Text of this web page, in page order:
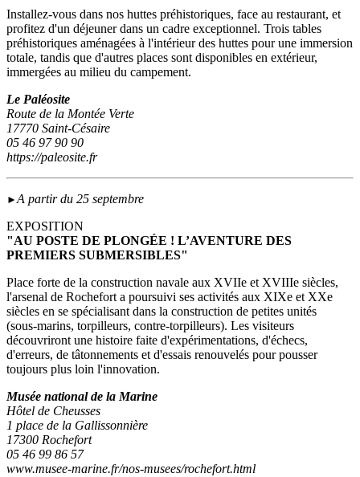
Installez-vous dans nos huttes préhistoriques, face au restaurant, et
profitez d'un déjeuner dans un cadre exceptionnel. Trois tables
préhistoriques aménagées à l'intérieur des huttes pour une immersion
totale, tandis que d'autres places sont disponibles en extérieur,
immergées au milieu du campement.
Le Paléosite
Route de la Montée Verte
17770 Saint-Césaire
05 46 97 90 90
https://paleosite.fr
►A partir du 25 septembre
EXPOSITION
"AU POSTE DE PLONGÉE ! L’AVENTURE DES
PREMIERS SUBMERSIBLES"
Place forte de la construction navale aux XVIIe et XVIIIe siècles,
l'arsenal de Rochefort a poursuivi ses activités aux XIXe et XXe
siècles en se spécialisant dans la construction de petites unités
(sous‑marins, torpilleurs, contre-torpilleurs). Les visiteurs
découvriront une histoire faite d'expérimentations, d'échecs,
d'erreurs, de tâtonnements et d'essais renouvelés pour pousser
toujours plus loin l'innovation.
Musée national de la Marine
Hôtel de Cheusses
1 place de la Gallissonnière
17300 Rochefort
05 46 99 86 57
www.musee-marine.fr/nos-musees/rochefort.html